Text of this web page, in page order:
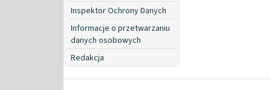
Inspektor Ochrony Danych
Informacje o przetwarzaniu
danych osobowych
Redakcja